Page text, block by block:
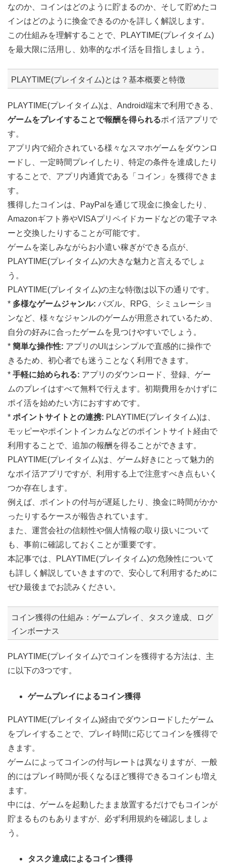
なのか、コインはどのように貯まるのか、そして貯めたコ
インはどのように換金できるのかを詳しく解説します。
この仕組みを理解することで、PLAYTIME(プレイタイム)
を最大限に活用し、効率的なポイ活を目指しましょう。
PLAYTIME(プレイタイム)とは？基本概要と特徴
PLAYTIME(プレイタイム)は、Android端末で利用できる、
ゲームをプレイすることで報酬を得られるポイ活アプリで
す。
アプリ内で紹介されている様々なスマホゲームをダウンロ
ードし、一定時間プレイしたり、特定の条件を達成したり
することで、アプリ内通貨である「コイン」を獲得できま
す。
獲得したコインは、PayPalを通じて現金に換金したり、
Amazonギフト券やVISAプリペイドカードなどの電子マネ
ーと交換したりすることが可能です。
ゲームを楽しみながらお小遣い稼ぎができる点が、
PLAYTIME(プレイタイム)の大きな魅力と言えるでしょ
う。
PLAYTIME(プレイタイム)の主な特徴は以下の通りです。
* 多様なゲームジャンル: パズル、RPG、シミュレーショ
ンなど、様々なジャンルのゲームが用意されているため、
自分の好みに合ったゲームを見つけやすいでしょう。
* 簡単な操作性: アプリのUIはシンプルで直感的に操作で
きるため、初心者でも迷うことなく利用できます。
* 手軽に始められる: アプリのダウンロード、登録、ゲー
ムのプレイはすべて無料で行えます。初期費用をかけずに
ポイ活を始めたい方におすすめです。
* ポイントサイトとの連携: PLAYTIME(プレイタイム)は、
モッピーやポイントインカムなどのポイントサイト経由で
利用することで、追加の報酬を得ることができます。
PLAYTIME(プレイタイム)は、ゲーム好きにとって魅力的
なポイ活アプリですが、利用する上で注意すべき点もいく
つか存在します。
例えば、ポイントの付与が遅延したり、換金に時間がかか
ったりするケースが報告されています。
また、運営会社の信頼性や個人情報の取り扱いについて
も、事前に確認しておくことが重要です。
本記事では、PLAYTIME(プレイタイム)の危険性について
も詳しく解説していきますので、安心して利用するために
ぜひ最後までお読みください。
コイン獲得の仕組み：ゲームプレイ、タスク達成、ログ
インボーナス
PLAYTIME(プレイタイム)でコインを獲得する方法は、主
に以下の3つです。
ゲームプレイによるコイン獲得
PLAYTIME(プレイタイム)経由でダウンロードしたゲーム
をプレイすることで、プレイ時間に応じてコインを獲得で
きます。
ゲームによってコインの付与レートは異なりますが、一般
的にはプレイ時間が長くなるほど獲得できるコインも増え
ます。
中には、ゲームを起動したまま放置するだけでもコインが
貯まるものもありますが、必ず利用規約を確認しましょ
う。
タスク達成によるコイン獲得